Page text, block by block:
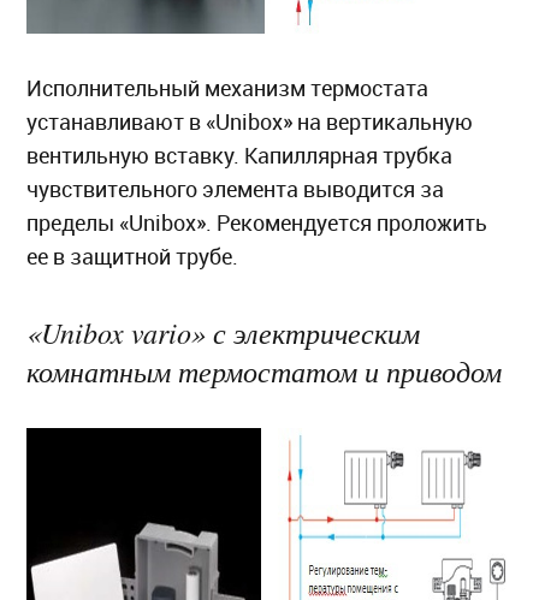
Исполнительный механизм термостата
устанавливают в «Unibox» на вертикальную
вентильную вставку. Капиллярная трубка
чувствительного элемента выводится за
пределы «Unibox». Рекомендуется проложить
ее в защитной трубе.
«Unibox vario» с электрическим
комнатным термостатом и приводом